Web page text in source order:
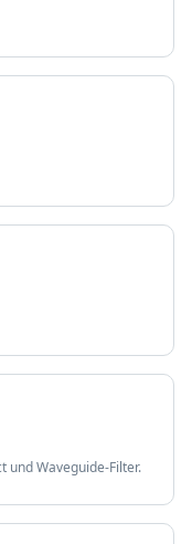
und Waveguide-Filter.